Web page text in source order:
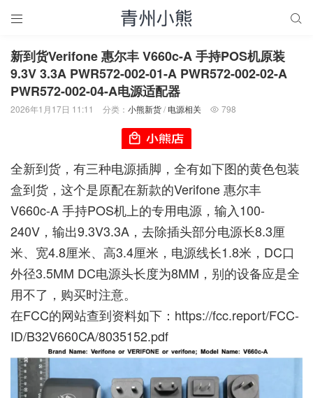
 
新到货Verifone 惠尔丰 V660c-A 手持POS机原装
9.3V 3.3A PWR572-002-01-A PWR572-002-02-A
PWR572-002-04-A电源适配器
2026年1月17日 11:11 分类： 小熊新货/ 电源相关  798
全新到货，有三种电源插脚，全有如下图的黄色包装
盒到货，这个是原配在新款的Verifone 惠尔丰
V660c-A 手持POS机上的专用电源，输入100-
240V，输出9.3V3.3A，去除插头部分电源长8.3厘
米、宽4.8厘米、高3.4厘米，电源线长1.8米，DC口
外径3.5MM DC电源头长度为8MM，别的设备应是全
用不了，购买时注意。
在FCC的网站查到资料如下： https://fcc.report/FCC-
ID/B32V660CA/8035152.pdf